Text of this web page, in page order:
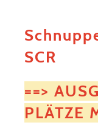
SCR
==>
PLÄTZE